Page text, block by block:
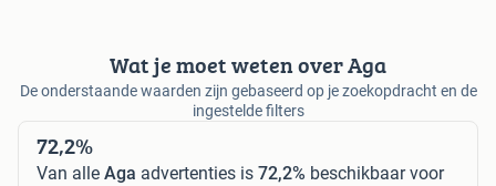
Wat je moet weten over Aga
De onderstaande waarden zijn gebaseerd op je zoekopdracht en de
ingestelde filters
72,2%
Van alle Aga advertenties is 72,2% beschikbaar voor